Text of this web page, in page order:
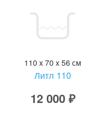
110 x 70 x 56 см
Литл 110
12 000 ₽